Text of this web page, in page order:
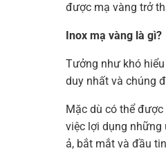
được mạ vàng trở
Inox mạ vàng là gì?
Tưởng như khó
duy nhất và chúng
Mặc dù có thể
việc lợi dụng những
ả, bắt mắt và đầu